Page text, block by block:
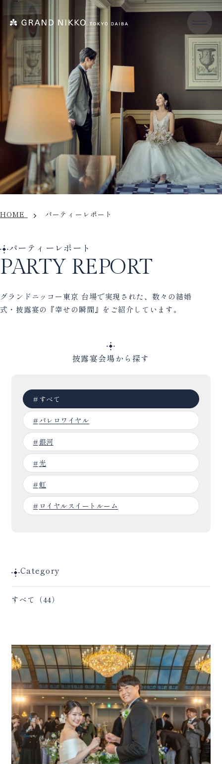
パーティーレポート
PARTY REPORT
グランドニッコー東京 台場で実現された、 数々の結婚
式・披露宴の『幸せの瞬間』をご紹介しています。
HOME パーティーレポート
披露宴会場から探す
すべて
パレロワイヤル
銀河
光
虹
ロイヤルスイートルーム
Category
すべて（44）